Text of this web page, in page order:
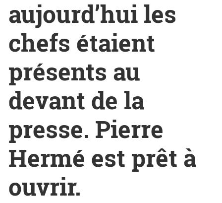
aujourd’hui les
chefs étaient
présents au
devant de la
presse. Pierre
Hermé est prêt à
ouvrir.